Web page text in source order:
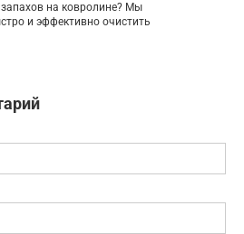
на ковролине? Мы
и эффективно очистить